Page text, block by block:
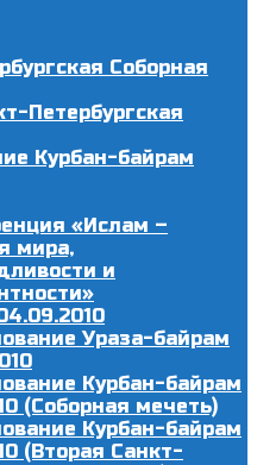
Соборная
Петербургская
Курбан-байрам
«Ислам –
мира,
и
Ураза-байрам
Курбан-байрам
(Соборная мечеть)
Курбан-байрам
(Вторая Санкт-